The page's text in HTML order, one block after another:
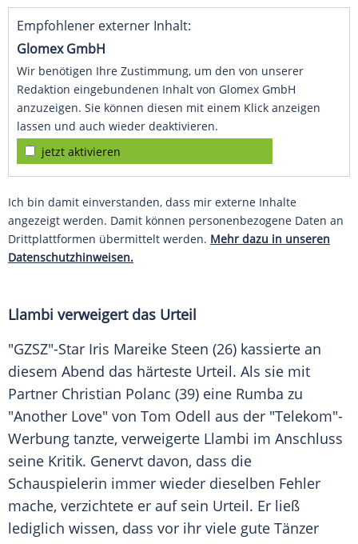
Empfohlener externer Inhalt:
Glomex GmbH
Wir benötigen Ihre Zustimmung, um den von unserer
Redaktion eingebundenen Inhalt von Glomex GmbH
anzuzeigen. Sie können diesen mit einem Klick anzeigen
lassen und auch wieder deaktivieren.
jetzt aktivieren
Ich bin damit einverstanden, dass mir externe Inhalte
angezeigt werden. Damit können personenbezogene Daten an
Drittplattformen übermittelt werden. Mehr dazu in unseren
Datenschutzhinweisen.
Llambi verweigert das Urteil
"GZSZ"-Star Iris Mareike Steen (26) kassierte an
diesem Abend das härteste Urteil. Als sie mit
Partner Christian Polanc (39) eine Rumba zu
"Another Love" von Tom Odell aus der "Telekom"-
Werbung tanzte, verweigerte Llambi im Anschluss
seine Kritik. Genervt davon, dass die
Schauspielerin immer wieder dieselben Fehler
mache, verzichtete er auf sein Urteil. Er ließ
lediglich wissen, dass vor ihr viele gute Tänzer